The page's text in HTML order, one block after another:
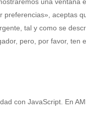
aceptas
tal y como se
pero, por favor, ten
con JavaScript. En